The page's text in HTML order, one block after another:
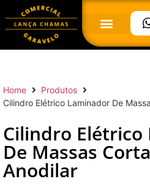
Home
Produtos
Cilindro Elétrico Laminador De
Cilindro
De Massas
Anodilar